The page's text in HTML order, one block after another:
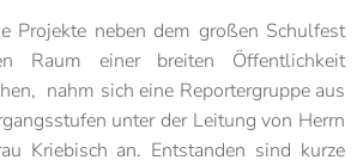
Projekte neben dem großen Schulfest
Raum einer breiten Öffentlichkeit
nahm sich eine Reportergruppe aus
unter der Leitung von Herrn
Kriebisch an. Entstanden sind kurze